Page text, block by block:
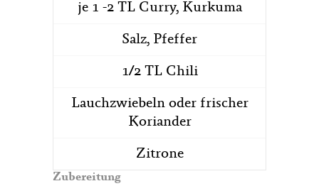
je 1 -2 TL Curry, Kurkuma
Salz, Pfeffer
1/2 TL Chili
Lauchzwiebeln oder frischer
Koriander
Zitrone
Zubereitung